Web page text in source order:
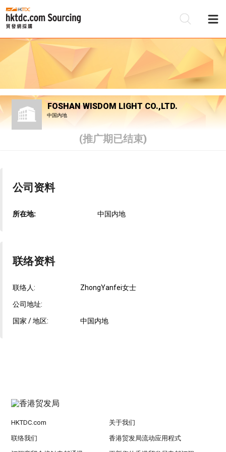
FOSHAN WISDOM LIGHT CO.,LTD.
中国内地
(推广期已结束)
公司资料
所在地: 中国内地
联络资料
联络人: ZhongYanfei女士
公司地址:
国家 / 地区: 中国内地
HKTDC.com 关于我们
联络我们 香港贸发局流动应用程式